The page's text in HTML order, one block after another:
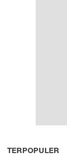
TERPOPULER